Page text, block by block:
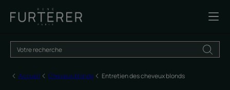
Accueil Cheveux blonds Entretien des cheveux blonds